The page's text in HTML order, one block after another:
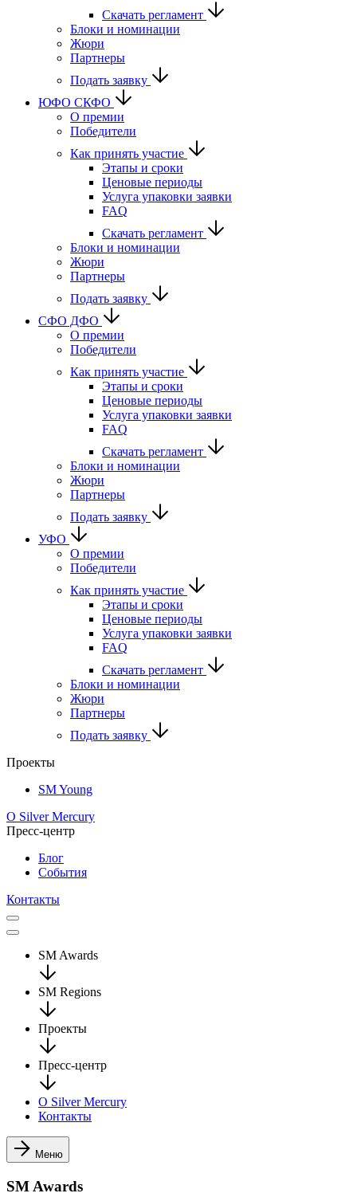
Скачать регламент
Блоки и номинации
Жюри
Партнеры
Подать заявку
ЮФО СКФО
О премии
Победители
Как принять участие
Этапы и сроки
Ценовые периоды
Услуга упаковки заявки
FAQ
Скачать регламент
Блоки и номинации
Жюри
Партнеры
Подать заявку
CФО ДФО
О премии
Победители
Как принять участие
Этапы и сроки
Ценовые периоды
Услуга упаковки заявки
FAQ
Скачать регламент
Блоки и номинации
Жюри
Партнеры
Подать заявку
УФО
О премии
Победители
Как принять участие
Этапы и сроки
Ценовые периоды
Услуга упаковки заявки
FAQ
Скачать регламент
Блоки и номинации
Жюри
Партнеры
Подать заявку
Проекты
SM Young
О Silver Mercury
Пресс-центр
Блог
События
Контакты
SM Awards
SM Regions
Проекты
Пресс-центр
О Silver Mercury
Контакты
Меню
SM Awards